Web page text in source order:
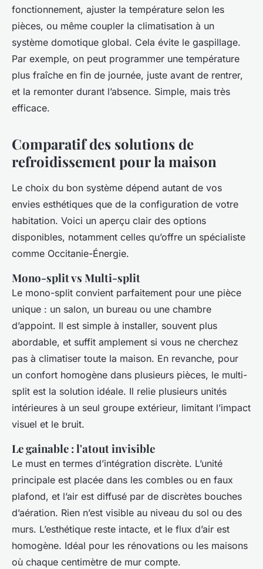
fonctionnement, ajuster la température selon les
pièces, ou même coupler la climatisation à un
système domotique global. Cela évite le gaspillage.
Par exemple, on peut programmer une température
plus fraîche en fin de journée, juste avant de rentrer,
et la remonter durant l’absence. Simple, mais très
efficace.
Comparatif des solutions de
refroidissement pour la maison
Le choix du bon système dépend autant de vos
envies esthétiques que de la configuration de votre
habitation. Voici un aperçu clair des options
disponibles, notamment celles qu’offre un spécialiste
comme Occitanie-Énergie.
Mono-split vs Multi-split
Le mono-split convient parfaitement pour une pièce
unique : un salon, un bureau ou une chambre
d’appoint. Il est simple à installer, souvent plus
abordable, et suffit amplement si vous ne cherchez
pas à climatiser toute la maison. En revanche, pour
un confort homogène dans plusieurs pièces, le multi-
split est la solution idéale. Il relie plusieurs unités
intérieures à un seul groupe extérieur, limitant l’impact
visuel et le bruit.
Le gainable : l'atout invisible
Le must en termes d’intégration discrète. L’unité
principale est placée dans les combles ou en faux
plafond, et l’air est diffusé par de discrètes bouches
d’aération. Rien n’est visible au niveau du sol ou des
murs. L’esthétique reste intacte, et le flux d’air est
homogène. Idéal pour les rénovations ou les maisons
où chaque centimètre de mur compte.